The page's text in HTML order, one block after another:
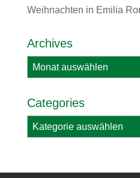
Weihnachten in Emilia
Archives
Archives
Categories
Categories